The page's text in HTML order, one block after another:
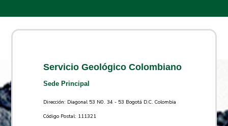
Servicio Geológico Colombiano
Sede Principal
Dirección: Diagonal 53 N0. 34 - 53 Bogotá D.C. Colombia
Código Postal: 111321